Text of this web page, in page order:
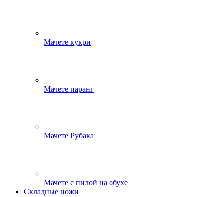
Мачете кукри
Мачете паранг
Мачете Рубака
Мачете с пилой на обухе
Складные ножи